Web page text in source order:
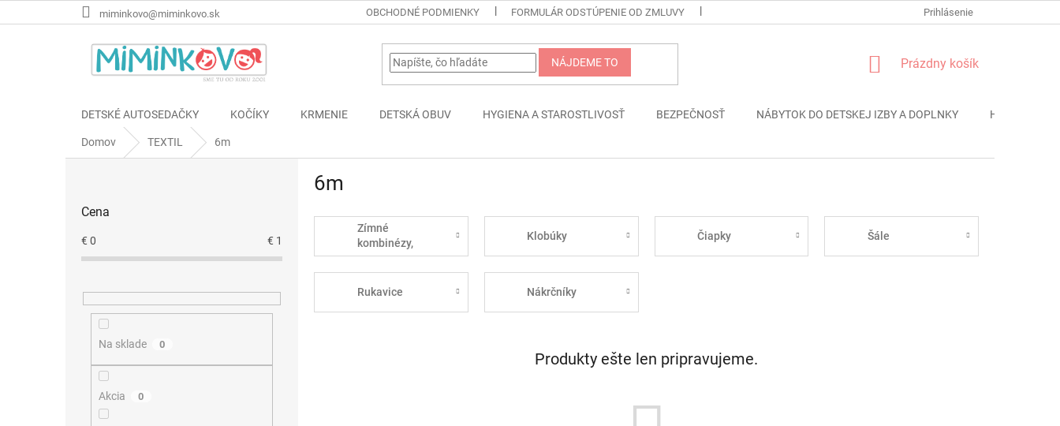
na
miminkovo@miminkovo.sk OBCHODNÉ PODMIENKY FORMULÁR ODSTÚPENIE OD ZMLUVY PODMIENKY OCHRANY OSOBNÝCH
Prihlásenie
NÁJDEME TO
NÁKUPNÝ
Prázdny košík
DETSKÉ AUTOSEDAČKY KOČÍKY KRMENIE DETSKÁ OBUV HYGIENA A STAROSTLIVOSŤ BEZPEČNOSŤ NÁBYTOK DO DETSKEJ IZBY A DOPLNKY HRAČKY
Domov TEXTIL 6m
Cena
€ 0 € 1
Na sklade 0
Akcia 0
6m
Zímné
kombinézy,
vetrovky,
oteplovačky
Klobúky Čiapky Šále
Rukavice Nákrčníky
Produkty ešte len pripravujeme.